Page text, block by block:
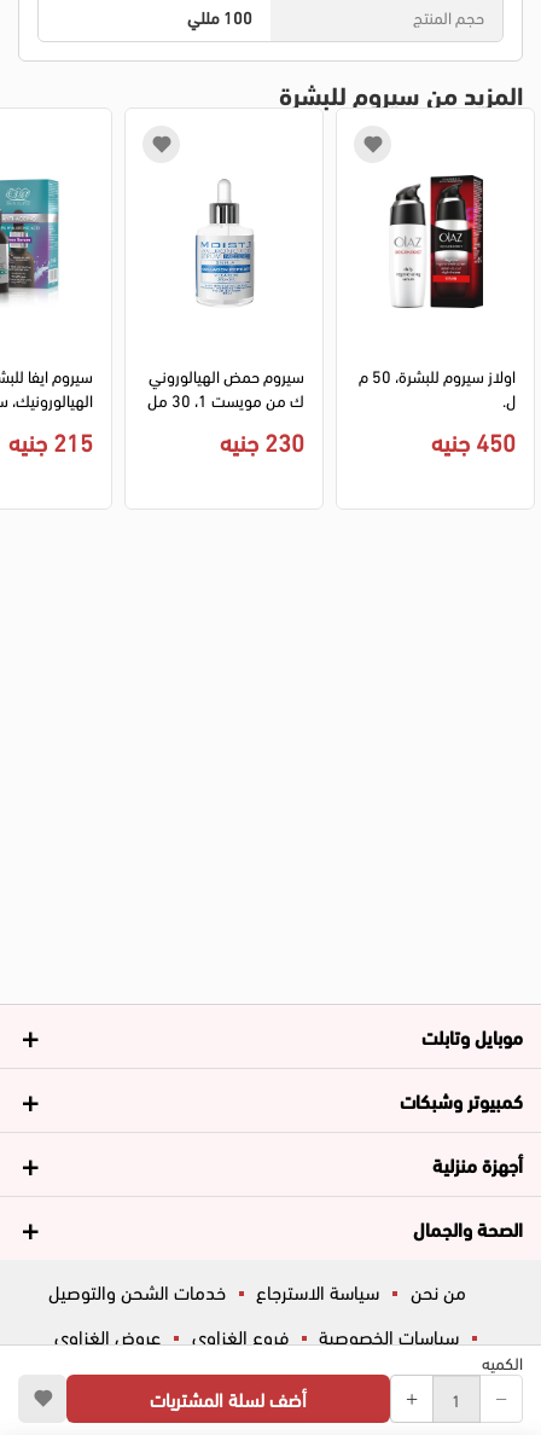
الكميه
أضف لسلة المشتريات
حجم المنتج
100 مللي
المزيد من سيروم للبشرة
اولاز سيروم للبشرة، 50 م
ل.
450 جنيه
سيروم حمض الهيالوروني
ك من مويست 1، 30 مل
230 جنيه 215 جنيه
موبايل وتابلت
كمبيوتر وشبكات
أجهزة منزلية
الصحة والجمال
من نحن سياسة الاسترجاع
خدمات الشحن والتوصيل
سياسات الخصوصية
فروع الغزاوي
عروض الغزاوي
المساعدة
ڤاليو أسئلة شائعة